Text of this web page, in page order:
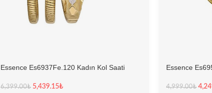
Essence Es6937Fe.120 Kadın Kol Saati
6,399.00₺ 5,439.15₺
Essence
4,999.00₺